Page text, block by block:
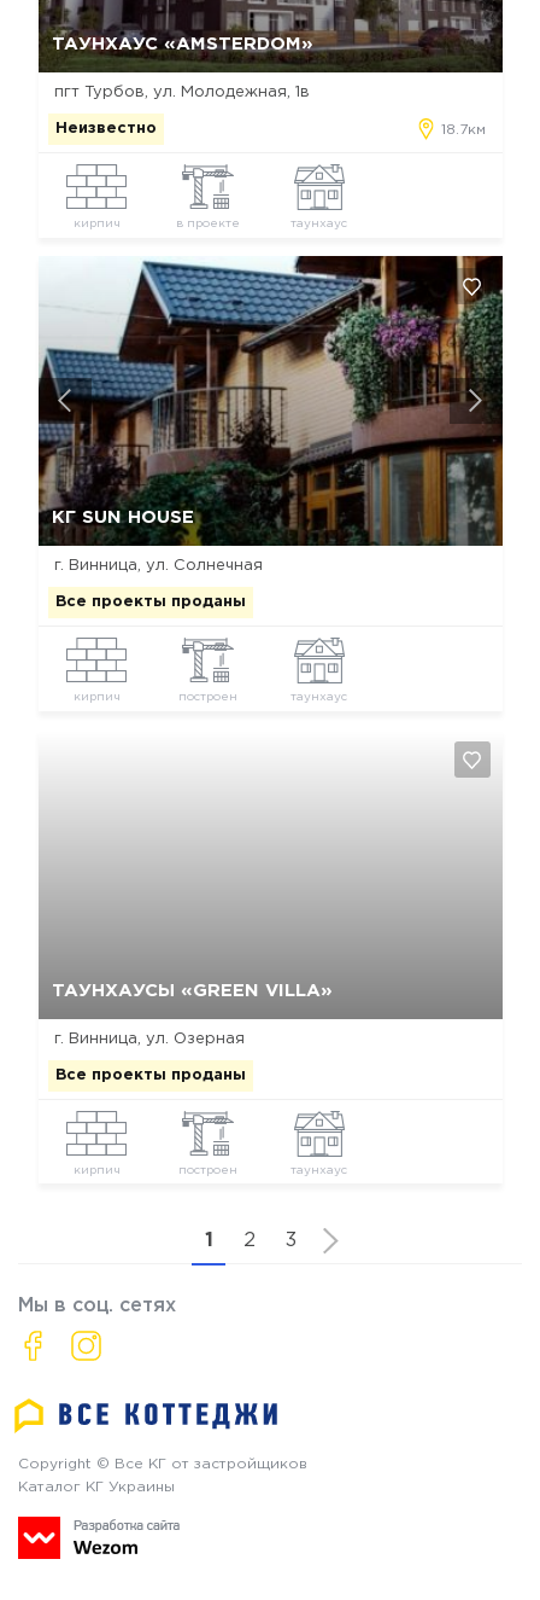
ТАУНХАУС «AMSTERDOM»
пгт Турбов, ул. Молодежная, 1в
Неизвестно 18.7км
кирпич в проекте таунхаус
Да, удалить Отмена
КГ SUN HOUSE
г. Винница, ул. Солнечная
Все проекты проданы
кирпич построен таунхаус
Да, удалить Отмена
ТАУНХАУСЫ «GREEN VILLA»
г. Винница, ул. Озерная
Все проекты проданы
кирпич построен таунхаус
1 2 3
Мы в соц. сетях
Copyright © Все КГ от застройщиков
Каталог КГ Украины